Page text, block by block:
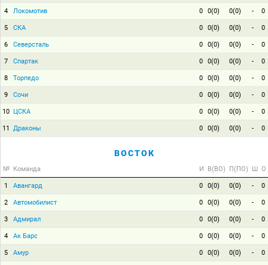
4 Локомотив 0 0(0) 0(0) - 0
5 СКА 0 0(0) 0(0) - 0
6 Северсталь 0 0(0) 0(0) - 0
7 Спартак 0 0(0) 0(0) - 0
8 Торпедо 0 0(0) 0(0) - 0
9 Сочи 0 0(0) 0(0) - 0
10 ЦСКА 0 0(0) 0(0) - 0
11 Драконы 0 0(0) 0(0) - 0
ВОСТОК
№ Команда И В(ВО) П(ПО) Ш О
1 Авангард 0 0(0) 0(0) - 0
2 Автомобилист 0 0(0) 0(0) - 0
3 Адмирал 0 0(0) 0(0) - 0
4 Ак Барс 0 0(0) 0(0) - 0
5 Амур 0 0(0) 0(0) - 0